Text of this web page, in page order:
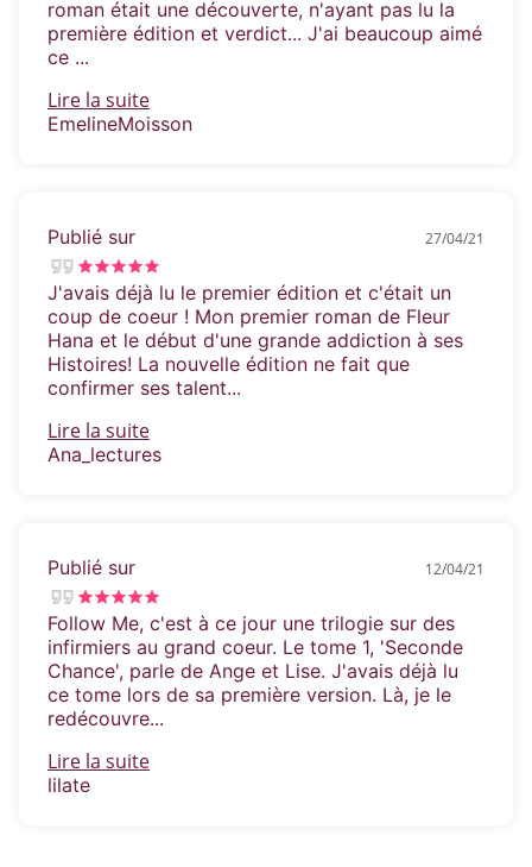
roman était une découverte, n'ayant pas lu la
première édition et verdict... J'ai beaucoup aimé
ce ...
Lire la suite
EmelineMoisson
Publié sur 27/04/21
J'avais déjà lu le premier édition et c'était un
coup de coeur ! Mon premier roman de Fleur
Hana et le début d'une grande addiction à ses
Histoires! La nouvelle édition ne fait que
confirmer ses talent...
Lire la suite
Ana_lectures
Publié sur 12/04/21
Follow Me, c'est à ce jour une trilogie sur des
infirmiers au grand coeur. Le tome 1, 'Seconde
Chance', parle de Ange et Lise. J'avais déjà lu
ce tome lors de sa première version. Là, je le
redécouvre...
Lire la suite
lilate